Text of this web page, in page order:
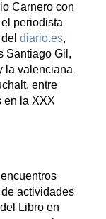
Carnero con
periodista
diario.es,
Santiago Gil,
la valenciana
entre
en la XXX
actividades
Libro en